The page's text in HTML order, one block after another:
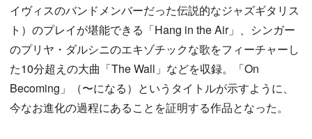
イヴィスのバンドメンバーだった伝説的なジャズギタリス
ト）のプレイが堪能できる「Hang in the Air」、シンガー
のプリヤ・ダルシニのエキゾチックな歌をフィーチャーし
た10分超えの大曲「The Wall」などを収録。「On
Becoming」（〜になる）というタイトルが示すように、
今なお進化の過程にあることを証明する作品となった。